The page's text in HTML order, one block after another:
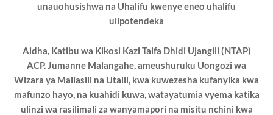
unauohusishwa na Uhalifu kwenye eneo uhalifu
ulipotendeka
Aidha, Katibu wa Kikosi Kazi Taifa Dhidi Ujangili (NTAP)
ACP. Jumanne Malangahe, ameushuruku Uongozi wa
Wizara ya Maliasili na Utalii, kwa kuwezesha kufanyika kwa
mafunzo hayo, na kuahidi kuwa, watayatumia vyema katika
ulinzi wa rasilimali za wanyamapori na misitu nchini kwa